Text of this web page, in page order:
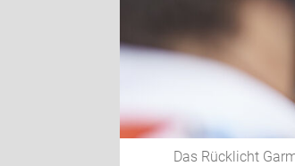
Das Rücklicht